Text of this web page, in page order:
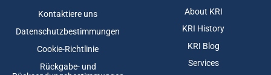
Kontaktiere uns
Datenschutzbestimmungen
Cookie-Richtlinie
Rückgabe- und
About KRI
KRI History
KRI Blog
Services